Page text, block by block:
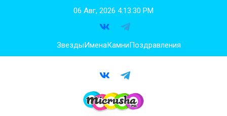
06 Авг, 2026 4:13:31 PM
ЗвездыИменаКамниПоздравления